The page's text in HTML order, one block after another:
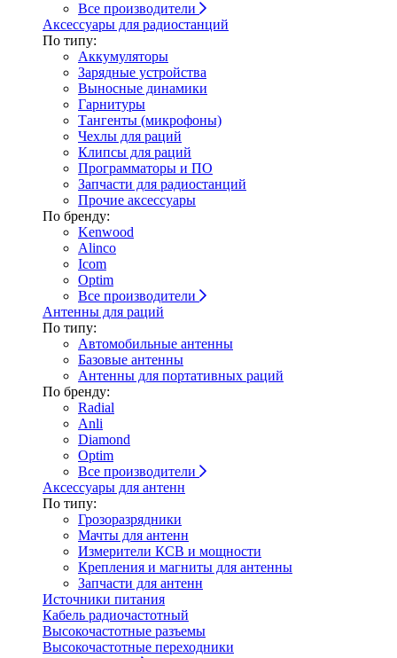
Все производители
Аксессуары для радиостанций
По типу:
Аккумуляторы
Зарядные устройства
Выносные динамики
Гарнитуры
Тангенты (микрофоны)
Чехлы для раций
Клипсы для раций
Программаторы и ПО
Запчасти для радиостанций
Прочие аксессуары
По бренду:
Kenwood
Alinco
Icom
Optim
Все производители
Антенны для раций
По типу:
Автомобильные антенны
Базовые антенны
Антенны для портативных раций
По бренду:
Radial
Anli
Diamond
Optim
Все производители
Аксессуары для антенн
По типу:
Грозоразрядники
Мачты для антенн
Измерители КСВ и мощности
Крепления и магниты для антенны
Запчасти для антенн
Источники питания
Кабель радиочастотный
Высокочастотные разъемы
Высокочастотные переходники